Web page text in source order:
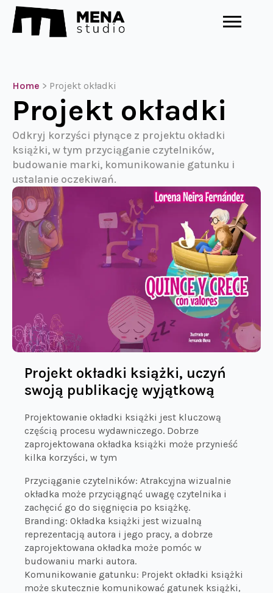
Home > Projekt okładki
Projekt okładki
Odkryj korzyści płynące z projektu okładki
książki, w tym przyciąganie czytelników,
budowanie marki, komunikowanie gatunku i
ustalanie oczekiwań.
Projekt okładki książki, uczyń
swoją publikację wyjątkową
Projektowanie okładki książki jest kluczową
częścią procesu wydawniczego. Dobrze
zaprojektowana okładka książki może przynieść
kilka korzyści, w tym
Przyciąganie czytelników: Atrakcyjna wizualnie
okładka może przyciągnąć uwagę czytelnika i
zachęcić go do sięgnięcia po książkę.
Branding: Okładka książki jest wizualną
reprezentacją autora i jego pracy, a dobrze
zaprojektowana okładka może pomóc w
budowaniu marki autora.
Komunikowanie gatunku: Projekt okładki książki
może skutecznie komunikować gatunek książki,